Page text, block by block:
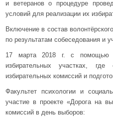
и ветеранов о процедуре
условий для реализации их
Включение в состав
по результатам собеседования и
17 марта 2018 г. с помощью
избирательных участках,
избирательных комиссий и
Факультет психологии и
участие в проекте «Дорога на
комиссий в день выборов: